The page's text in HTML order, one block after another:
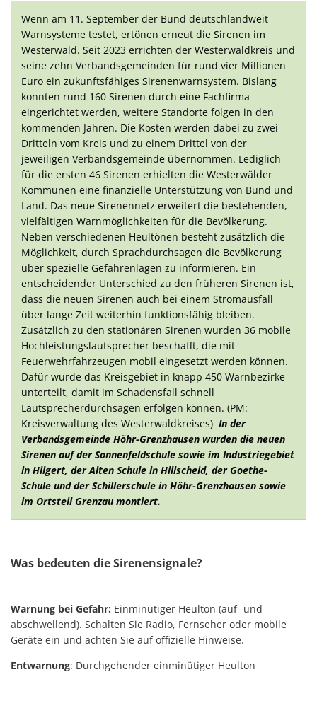
Wenn am 11. September der Bund deutschlandweit
Warnsysteme testet, ertönen erneut die Sirenen im
Westerwald. Seit 2023 errichten der Westerwaldkreis und
seine zehn Verbandsgemeinden für rund vier Millionen
Euro ein zukunftsfähiges Sirenenwarnsystem. Bislang
konnten rund 160 Sirenen durch eine Fachfirma
eingerichtet werden, weitere Standorte folgen in den
kommenden Jahren. Die Kosten werden dabei zu zwei
Dritteln vom Kreis und zu einem Drittel von der
jeweiligen Verbandsgemeinde übernommen. Lediglich
für die ersten 46 Sirenen erhielten die Westerwälder
Kommunen eine finanzielle Unterstützung von Bund und
Land. Das neue Sirenennetz erweitert die bestehenden,
vielfältigen Warnmöglichkeiten für die Bevölkerung.
Neben verschiedenen Heultönen besteht zusätzlich die
Möglichkeit, durch Sprachdurchsagen die Bevölkerung
über spezielle Gefahrenlagen zu informieren. Ein
entscheidender Unterschied zu den früheren Sirenen ist,
dass die neuen Sirenen auch bei einem Stromausfall
über lange Zeit weiterhin funktionsfähig bleiben.
Zusätzlich zu den stationären Sirenen wurden 36 mobile
Hochleistungslautsprecher beschafft, die mit
Feuerwehrfahrzeugen mobil eingesetzt werden können.
Dafür wurde das Kreisgebiet in knapp 450 Warnbezirke
unterteilt, damit im Schadensfall schnell
Lautsprecherdurchsagen erfolgen können. (PM:
Kreisverwaltung des Westerwaldkreises) In der
Verbandsgemeinde Höhr-Grenzhausen wurden die neuen
Sirenen auf der Sonnenfeldschule sowie im Industriegebiet
in Hilgert, der Alten Schule in Hillscheid, der Goethe-
Schule und der Schillerschule in Höhr-Grenzhausen sowie
im Ortsteil Grenzau montiert.
Was bedeuten die Sirenensignale?
Warnung bei Gefahr: Einminütiger Heulton (auf- und
abschwellend). Schalten Sie Radio, Fernseher oder mobile
Geräte ein und achten Sie auf offizielle Hinweise.
Entwarnung: Durchgehender einminütiger Heulton